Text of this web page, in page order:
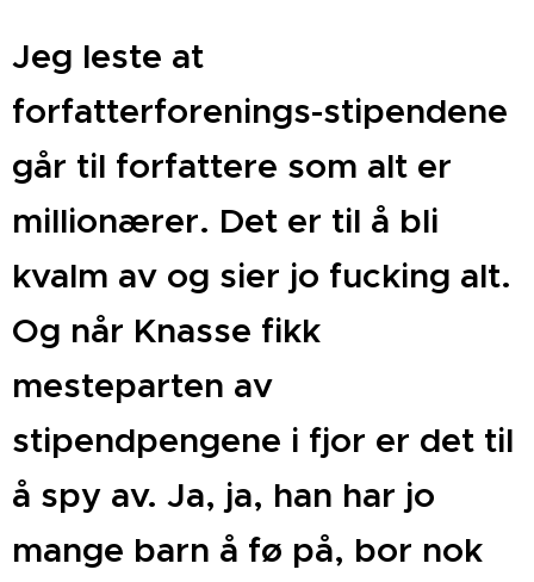
Jeg leste at
forfatterforenings-stipendene
går til forfattere som alt er
millionærer. Det er til å bli
kvalm av og sier jo fucking alt.
Og når Knasse fikk
mesteparten av
stipendpengene i fjor er det til
å spy av. Ja, ja, han har jo
mange barn å fø på, bor nok